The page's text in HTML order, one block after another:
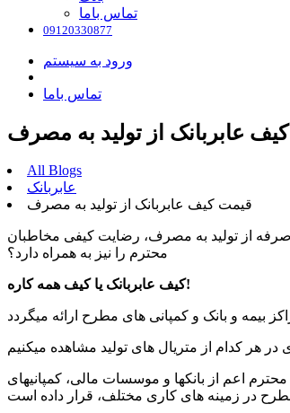
تماس باما
09120330877
ورود به سیستم
تماس باما
عابربانک از تولید به مصرف
All Blogs
عابربانک
قیمت کیف عابربانک از تولید به مصرف
صرفه از تولید به مصرف، رضایت کیفی مخاطبان
محترم را نیز به همراه دارد؟
کیف عابربانک یا کیف همه کاره!
اعم از بانکها و موسسات مالی، کمپانیهای